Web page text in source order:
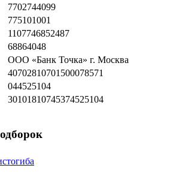
7702744099
775101001
1107746852487
68864048
ООО «Банк Точка» г. Москва
40702810701500078571
044525104
30101810745374525104